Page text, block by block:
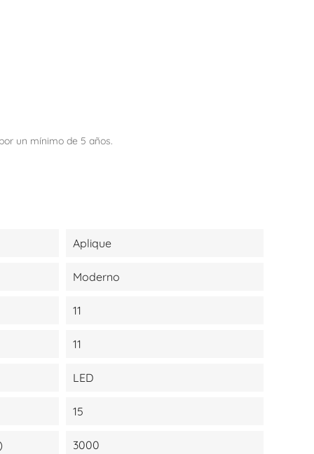
un mínimo de 5 años.
Aplique
Moderno
11
11
LED
15
3000